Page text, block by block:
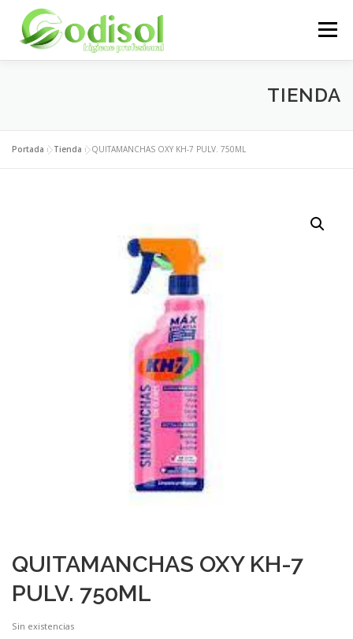
contenido
Menú
ÁREA CLIENTES CONTACTO
TIENDA
Portada »Tienda »QUITAMANCHAS OXY KH-7 PULV. 750ML
QUITAMANCHAS OXY KH-7
PULV. 750ML
Sin existencias